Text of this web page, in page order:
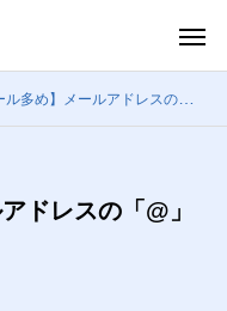
メールアドレスの「@」の前って何でもOKなの？
ドレスの「@」